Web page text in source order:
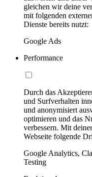
gleichen wir deine
mit folgenden
Dienste bereits nutzt:
Google Ads
Performance
Durch das
und Surfverhalten
und anonymisiert
optimieren und das
verbessern. Mit
Webseite folgende
Google Analytics,
Testing